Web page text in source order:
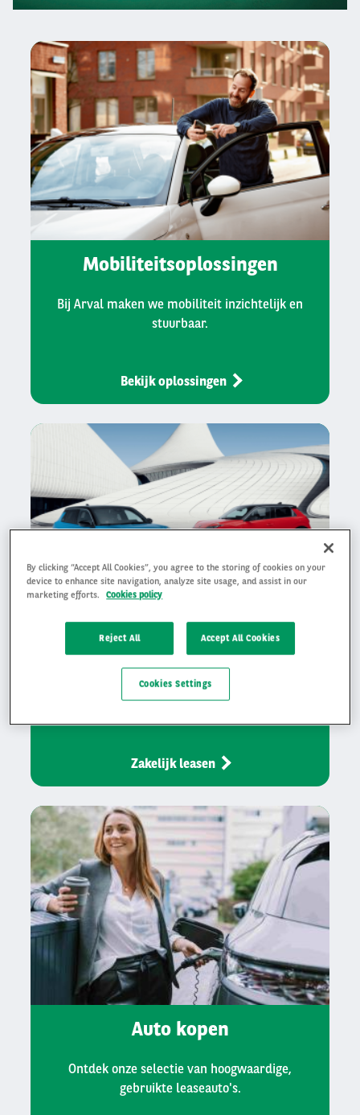
1 2 3
Mobiliteitsoplossingen
Bij Arval maken we mobiliteit inzichtelijk en
stuurbaar.
Bekijk oplossingen
Auto leasen
Leasen bij Arval betekent dat je bij ons altijd een
goede deal krijgt.
Zakelijk leasen
Auto kopen
Ontdek onze selectie van hoogwaardige,
gebruikte leaseauto's.
By clicking “Accept All Cookies”, you agree to the storing of cookies on your
device to enhance site navigation, analyze site usage, and assist in our
marketing efforts.
Cookies policy
Reject All Accept All Cookies
Cookies Settings